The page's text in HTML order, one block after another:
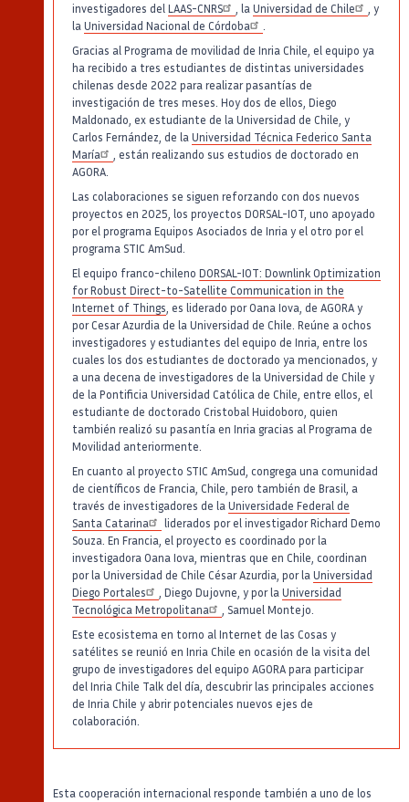
investigadores del LAAS-CNRS , la Universidad de Chile
, y
la Universidad Nacional de Córdoba
.
Gracias al Programa de movilidad de Inria Chile, el equipo ya
ha recibido a tres estudiantes de distintas universidades
chilenas desde 2022 para realizar pasantías de
investigación de tres meses. Hoy dos de ellos, Diego
Maldonado, ex estudiante de la Universidad de Chile, y
Carlos Fernández, de la Universidad Técnica Federico Santa
María
, están realizando sus estudios de doctorado en
AGORA.
Las colaboraciones se siguen reforzando con dos nuevos
proyectos en 2025, los proyectos DORSAL-IOT, uno apoyado
por el programa Equipos Asociados de Inria y el otro por el
programa STIC AmSud.
El equipo franco-chileno DORSAL-IOT: Downlink Optimization
for Robust Direct-to-Satellite Communication in the
Internet of Things, es liderado por Oana Iova, de AGORA y
por Cesar Azurdia de la Universidad de Chile. Reúne a ochos
investigadores y estudiantes del equipo de Inria, entre los
cuales los dos estudiantes de doctorado ya mencionados, y
a una decena de investigadores de la Universidad de Chile y
de la Pontificia Universidad Católica de Chile, entre ellos, el
estudiante de doctorado Cristobal Huidoboro, quien
también realizó su pasantía en Inria gracias al Programa de
Movilidad anteriormente.
En cuanto al proyecto STIC AmSud, congrega una comunidad
de científicos de Francia, Chile, pero también de Brasil, a
través de investigadores de la Universidade Federal de
Santa Catarina
liderados por el investigador Richard Demo
Souza. En Francia, el proyecto es coordinado por la
investigadora Oana Iova, mientras que en Chile, coordinan
por la Universidad de Chile César Azurdia, por la Universidad
Diego Portales
, Diego Dujovne, y por la Universidad
Tecnológica Metropolitana
, Samuel Montejo.
Este ecosistema en torno al Internet de las Cosas y
satélites se reunió en Inria Chile en ocasión de la visita del
grupo de investigadores del equipo AGORA para participar
del Inria Chile Talk del día, descubrir las principales acciones
de Inria Chile y abrir potenciales nuevos ejes de
colaboración.
Esta cooperación internacional responde también a uno de los